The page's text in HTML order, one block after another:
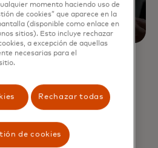
riesgos
las
momento haciendo uso de
de cookies” que aparece en la
(disponible como enlace en
sitios). Esto incluye rechazar
a excepción de aquellas
necesarias para el
Rechazar todas
de cookies